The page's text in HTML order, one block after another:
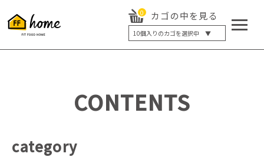
0 カゴの中を見る
10個入りのカゴを選択中 ▼
5個入り
20個入り
最大12%OFF
CONTENTS
category